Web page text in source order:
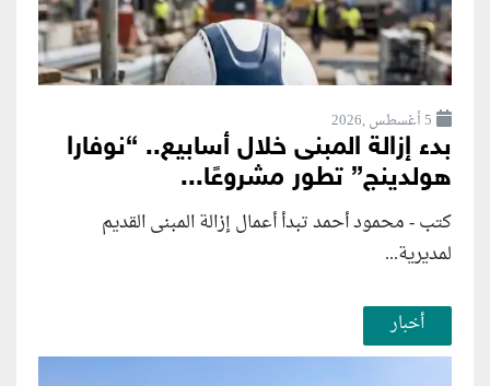
5 أغسطس ,2026
بدء إزالة المبنى خلال أسابيع.. “نوفارا
هولدينج” تطور مشروعًا...
كتب - محمود أحمد تبدأ أعمال إزالة المبنى القديم
لمديرية...
أخبار